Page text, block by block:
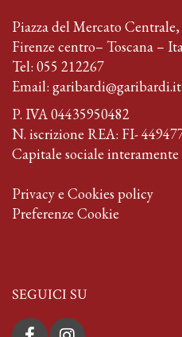
Piazza del Mercato
Firenze centro– Toscana –
Tel: 055 212267
Email: garibardi@garibardi.it
P. IVA 04435950482
N. iscrizione REA: FI-
Capitale sociale interamente
Privacy e Cookies policy
Preferenze Cookie
SEGUICI SU